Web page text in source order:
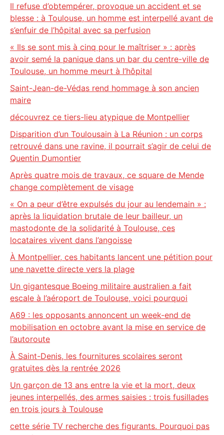
Il refuse d’obtempérer, provoque un accident et se
blesse : à Toulouse, un homme est interpellé avant de
s’enfuir de l’hôpital avec sa perfusion
« Ils se sont mis à cinq pour le maîtriser » : après
avoir semé la panique dans un bar du centre-ville de
Toulouse, un homme meurt à l’hôpital
Saint-Jean-de-Védas rend hommage à son ancien
maire
découvrez ce tiers-lieu atypique de Montpellier
Disparition d’un Toulousain à La Réunion : un corps
retrouvé dans une ravine, il pourrait s’agir de celui de
Quentin Dumontier
Après quatre mois de travaux, ce square de Mende
change complètement de visage
« On a peur d’être expulsés du jour au lendemain » :
après la liquidation brutale de leur bailleur, un
mastodonte de la solidarité à Toulouse, ces
locataires vivent dans l’angoisse
À Montpellier, ces habitants lancent une pétition pour
une navette directe vers la plage
Un gigantesque Boeing militaire australien a fait
escale à l’aéroport de Toulouse, voici pourquoi
A69 : les opposants annoncent un week-end de
mobilisation en octobre avant la mise en service de
l’autoroute
À Saint-Denis, les fournitures scolaires seront
gratuites dès la rentrée 2026
Un garçon de 13 ans entre la vie et la mort, deux
jeunes interpellés, des armes saisies : trois fusillades
en trois jours à Toulouse
cette série TV recherche des figurants. Pourquoi pas